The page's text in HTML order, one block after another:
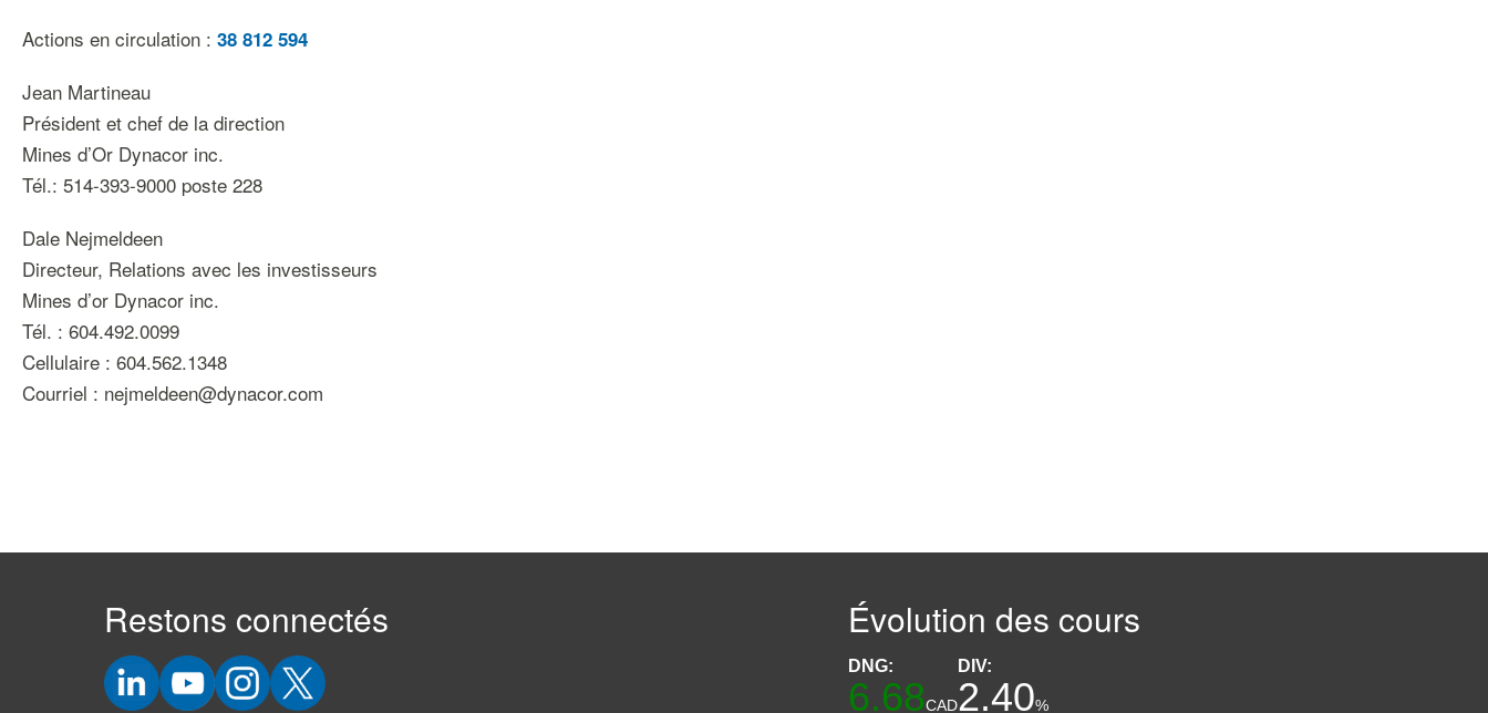
Actions en circulation : 38 812 594
Jean Martineau
Président et chef de la direction
Mines d’Or Dynacor inc.
Tél.: 514-393-9000 poste 228
Dale Nejmeldeen
Directeur, Relations avec les investisseurs
Mines d’or Dynacor inc.
Tél. : 604.492.0099
Cellulaire : 604.562.1348
Courriel : nejmeldeen@dynacor.com
Restons connectés Évolution des cours
DNG:
6.68CAD
DIV:
2.40%